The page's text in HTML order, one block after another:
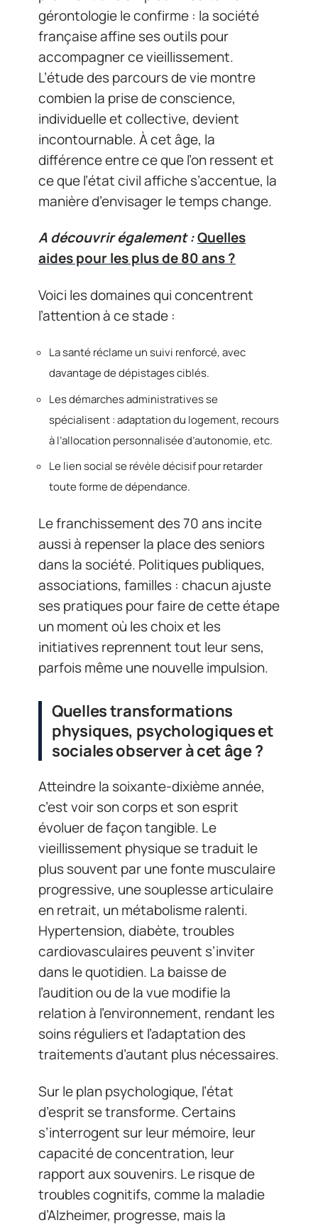
gérontologie le confirme : la société
française affine ses outils pour
accompagner ce vieillissement.
L’étude des parcours de vie montre
combien la prise de conscience,
individuelle et collective, devient
incontournable. À cet âge, la
différence entre ce que l’on ressent et
ce que l’état civil affiche s’accentue, la
manière d’envisager le temps change.
A découvrir également :Quelles
aides pour les plus de 80 ans ?
Voici les domaines qui concentrent
l’attention à ce stade :
La santé réclame un suivi renforcé, avec
davantage de dépistages ciblés.
Les démarches administratives se
spécialisent : adaptation du logement, recours
à l’allocation personnalisée d’autonomie, etc.
Le lien social se révèle décisif pour retarder
toute forme de dépendance.
Le franchissement des 70 ans incite
aussi à repenser la place des seniors
dans la société. Politiques publiques,
associations, familles : chacun ajuste
ses pratiques pour faire de cette étape
un moment où les choix et les
initiatives reprennent tout leur sens,
parfois même une nouvelle impulsion.
Quelles transformations
physiques, psychologiques et
sociales observer à cet âge ?
Atteindre la soixante-dixième année,
c’est voir son corps et son esprit
évoluer de façon tangible. Le
vieillissement physique se traduit le
plus souvent par une fonte musculaire
progressive, une souplesse articulaire
en retrait, un métabolisme ralenti.
Hypertension, diabète, troubles
cardiovasculaires peuvent s’inviter
dans le quotidien. La baisse de
l’audition ou de la vue modifie la
relation à l’environnement, rendant les
soins réguliers et l’adaptation des
traitements d’autant plus nécessaires.
Sur le plan psychologique, l’état
d’esprit se transforme. Certains
s’interrogent sur leur mémoire, leur
capacité de concentration, leur
rapport aux souvenirs. Le risque de
troubles cognitifs, comme la maladie
d’Alzheimer, progresse, mais la